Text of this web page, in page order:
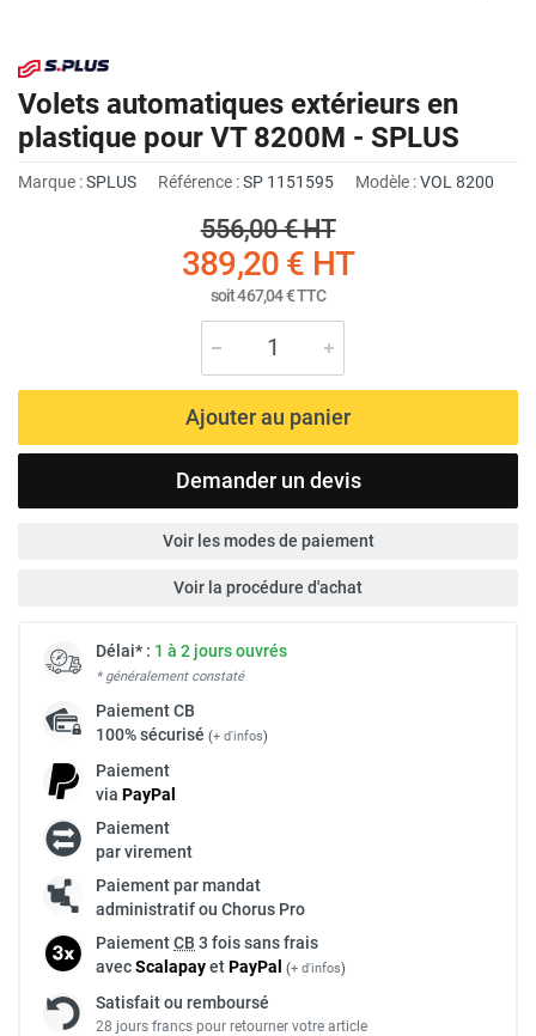
Volets automatiques extérieurs en
plastique pour VT 8200M - SPLUS
Marque :SPLUS Référence :SP 1151595 Modèle :VOL 8200
556,00 €HT
389,20 € HT
soit467,04 €TTC
Ajouter au panier
Demander un devis
Voir les modes de paiement
Voir la procédure d'achat
Délai* : 1 à 2 jours ouvrés
* généralement constaté
PaiementCB
100% sécurisé (+ d'infos)
Paiement
via PayPal
Paiement
par virement
Paiement par mandat
administratif ou Chorus Pro
PaiementCB 3 fois sans frais
avecScalapayetPayPal (+ d'infos)
Satisfait ou remboursé
28 jours francs pour retourner votre article